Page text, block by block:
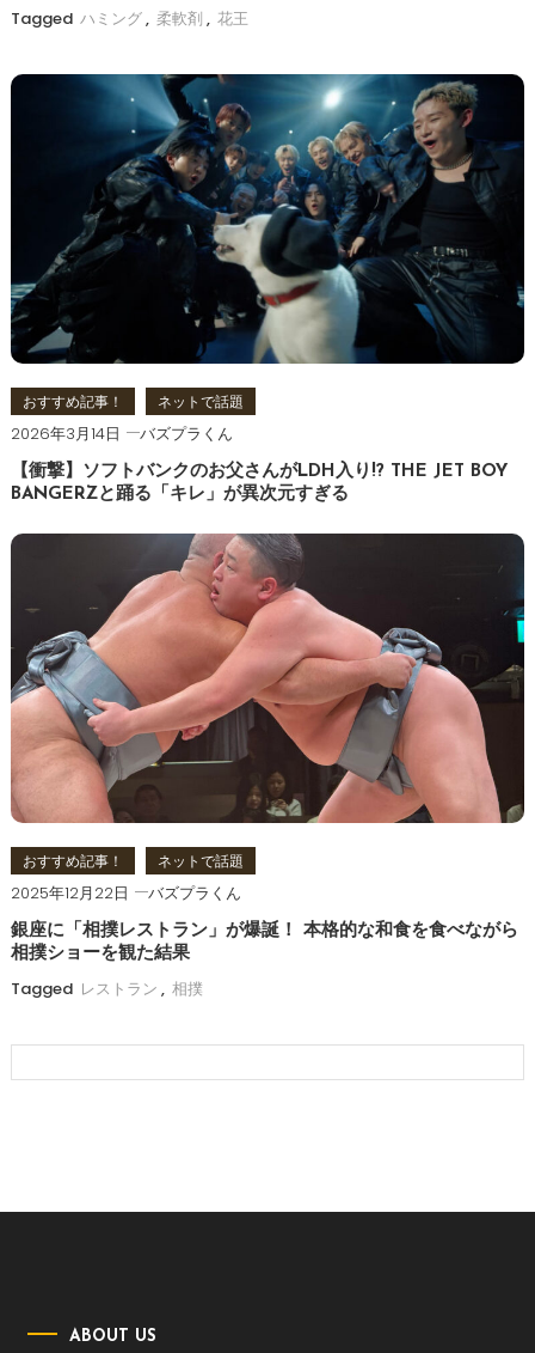
Tagged ハミング, 柔軟剤 , 花王
おすすめ記事！ ネットで話題
2026年3月14日 バズプラくん
【衝撃】ソフトバンクのお父さんがLDH入り!? THE JET BOY
BANGERZと踊る「キレ」が異次元すぎる
おすすめ記事！ ネットで話題
2025年12月22日 バズプラくん
銀座に「相撲レストラン」が爆誕！ 本格的な和食を食べながら
相撲ショーを観た結果
Tagged レストラン , 相撲
ABOUT US